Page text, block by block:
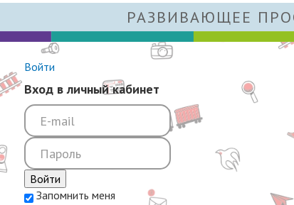
РАЗВИВАЮЩЕЕ
Войти
Вход в личный кабинет
Войти
Запомнить меня